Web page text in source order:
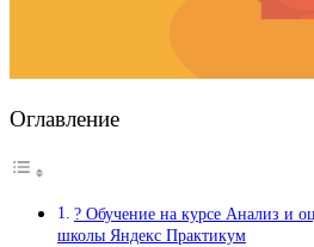
Оглавление
? Обучение на курсе Анализ и
школы Яндекс Практикум